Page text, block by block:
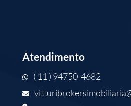
Atendimento
( 11 ) 94750-4682